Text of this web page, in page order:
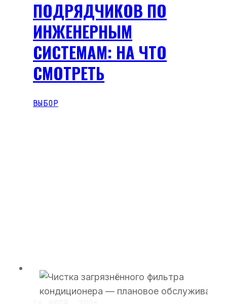
ПОДРЯДЧИКОВ ПО
ИНЖЕНЕРНЫМ
СИСТЕМАМ: НА ЧТО
СМОТРЕТЬ
ВЫБОР